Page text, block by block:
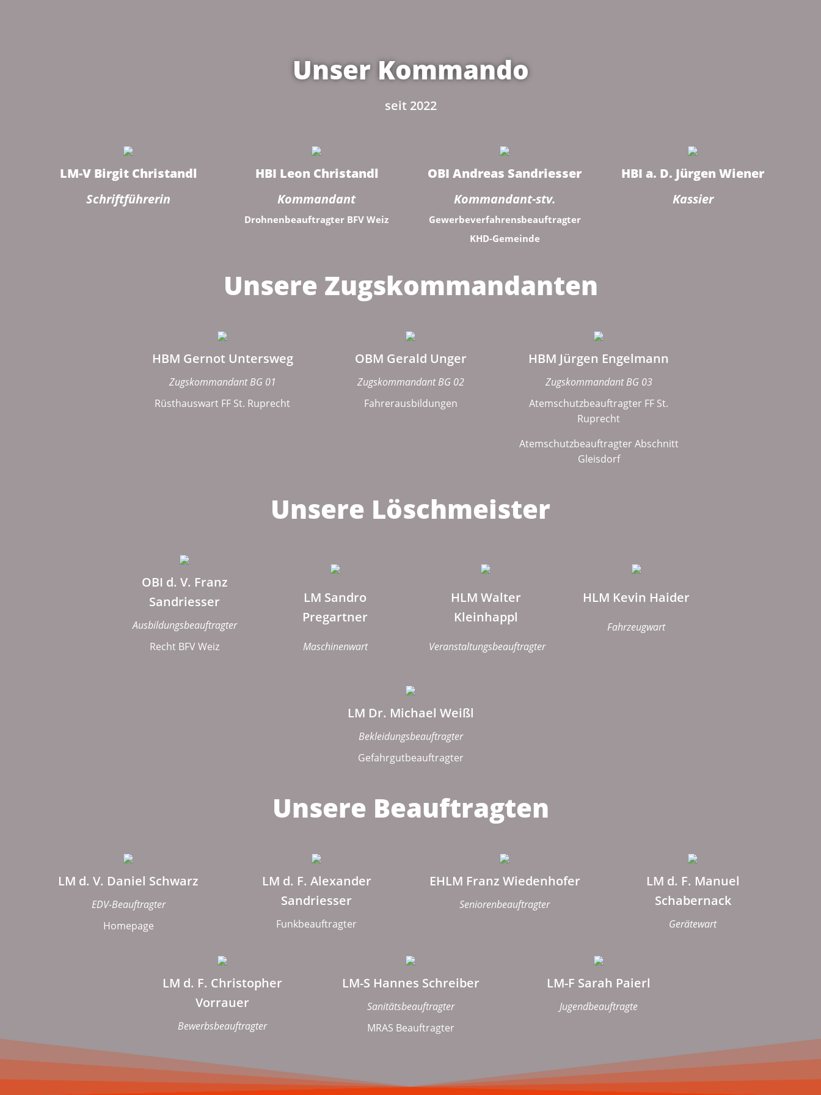
Unser Kommando
seit 2022
LM-V Birgit Christandl
Schriftführerin
HBI Leon Christandl
Kommandant
Drohnenbeauftragter BFV Weiz
OBI Andreas Sandriesser
Kommandant-stv.
Gewerbeverfahrensbeauftragter
KHD-Gemeinde
HBI a. D. Jürgen Wiener
Kassier
Unsere Zugskommandanten
HBM Gernot Untersweg
Zugskommandant BG 01
Rüsthauswart FF St. Ruprecht
OBM Gerald Unger
Zugskommandant BG 02
Fahrerausbildungen
HBM Jürgen Engelmann
Zugskommandant BG 03
Atemschutzbeauftragter FF St.
Ruprecht
Atemschutzbeauftragter Abschnitt
Gleisdorf
Unsere Löschmeister
OBI d. V. Franz
Sandriesser
Ausbildungsbeauftragter
Recht BFV Weiz
LM Sandro
Pregartner
Maschinenwart
HLM Walter
Kleinhappl
Veranstaltungsbeauftragter
HLM Kevin Haider
Fahrzeugwart
LM Dr. Michael Weißl
Bekleidungsbeauftragter
Gefahrgutbeauftragter
Unsere Beauftragten
LM d. V. Daniel Schwarz
EDV-Beauftragter
Homepage
LM d. F. Alexander
Sandriesser
Funkbeauftragter
EHLM Franz Wiedenhofer
Seniorenbeauftragter
LM d. F. Manuel
Schabernack
Gerätewart
LM d. F. Christopher
Vorrauer
Bewerbsbeauftragter
LM-S Hannes Schreiber
Sanitätsbeauftragter
MRAS Beauftragter
LM-F Sarah Paierl
Jugendbeauftragte